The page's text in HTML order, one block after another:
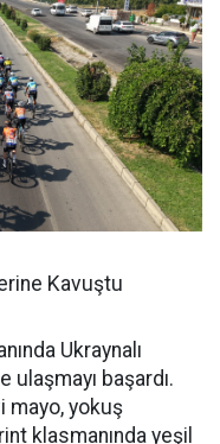
Kavuştu
Ukraynalı
başardı.
mayo, yokuş
klasmanında yeşil